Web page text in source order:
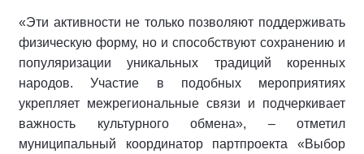
«Эти активности не только позволяют поддерживать
физическую форму, но и способствуют сохранению и
популяризации уникальных традиций коренных
народов. Участие в подобных мероприятиях
укрепляет межрегиональные связи и подчеркивает
важность культурного обмена», – отметил
муниципальный координатор партпроекта «Выбор